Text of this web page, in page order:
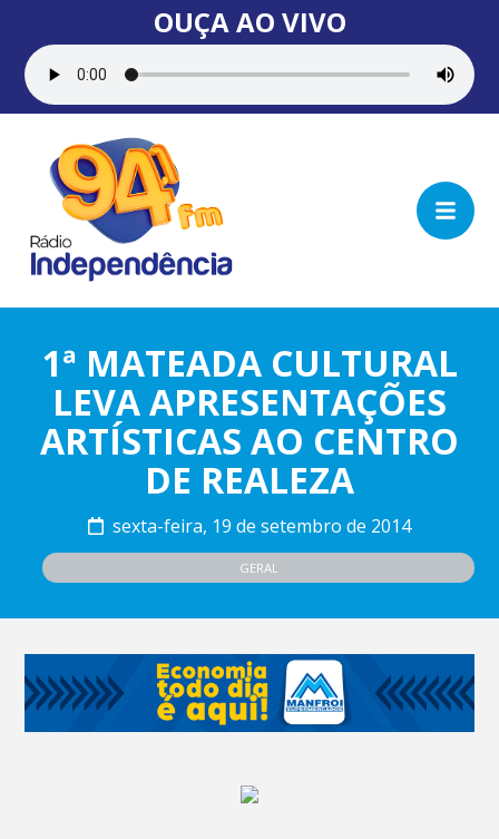
OUÇA AO VIVO
1ª MATEADA CULTURAL
LEVA APRESENTAÇÕES
ARTÍSTICAS AO CENTRO
DE REALEZA
sexta-feira, 19 de setembro de 2014
GERAL